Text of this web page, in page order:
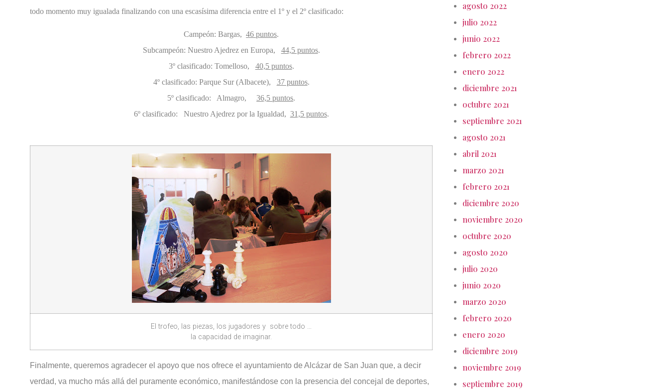
todo momento muy igualada finalizando con una escasísima diferencia entre el 1º y el 2º clasificado:
Campeón: Bargas,46 puntos.
Subcampeón: Nuestro Ajedrez en Europa, 44,5 puntos.
3º clasificado: Tomelloso, 40,5 puntos.
4º clasificado: Parque Sur (Albacete), 37 puntos.
5º clasificado: Almagro,36,5 puntos.
6º clasificado: Nuestro Ajedrez por la Igualdad, 31,5 puntos.
El trofeo, las piezas, los jugadores y sobre todo …
la capacidad de imaginar.
Finalmente, queremos agradecer el apoyo que nos ofrece el ayuntamiento de Alcázar de San Juan que, a decir
verdad, va mucho más allá del puramente económico, manifestándose con la presencia del concejal de deportes,
agosto 2022
julio 2022
junio 2022
febrero 2022
enero 2022
diciembre 2021
octubre 2021
septiembre 2021
agosto 2021
abril 2021
marzo 2021
febrero 2021
diciembre 2020
noviembre 2020
octubre 2020
agosto 2020
julio 2020
junio 2020
marzo 2020
febrero 2020
enero 2020
diciembre 2019
noviembre 2019
septiembre 2019